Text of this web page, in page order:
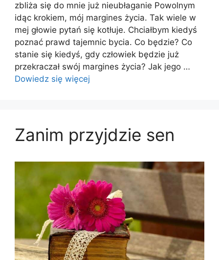
zbliża się do mnie już nieubłaganie Powolnym
idąc krokiem, mój margines życia. Tak wiele w
mej głowie pytań się kotłuje. Chciałbym kiedyś
poznać prawd tajemnic bycia. Co będzie? Co
stanie się kiedyś, gdy człowiek będzie już
przekraczał swój margines życia? Jak jego …
Dowiedz się więcej
Zanim przyjdzie sen